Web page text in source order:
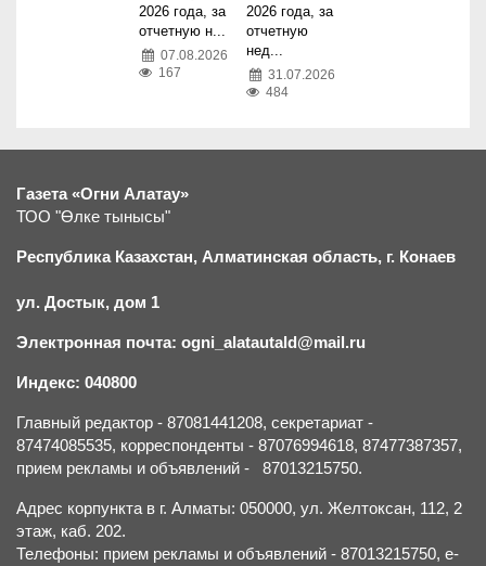
2026 года, за
отчетную н...
07.08.2026
167
2026 года, за
отчетную
нед...
31.07.2026
484
Газета «Огни Алатау»
ТОО "Өлке тынысы"
Республика Казахстан, Алматинская область, г. Конаев
ул. Достык, дом 1
Электронная почта: ogni_alatautald@mail.ru
Индекс: 040800
Главный редактор - 87081441208, секретариат -
87474085535, корреспонденты - 87076994618, 87477387357,
прием рекламы и объявлений - 87013215750.
Адрес корпункта в г. Алматы: 050000, ул. Желтоксан, 112, 2
этаж, каб. 202.
Телефоны: прием рекламы и объявлений - 87013215750, e-